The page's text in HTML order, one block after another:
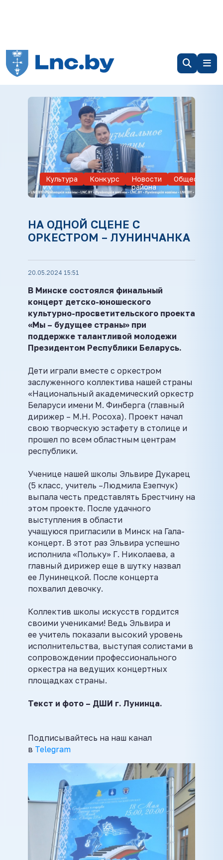
Культура Конкурс
Новости
района
Общество
НА ОДНОЙ СЦЕНЕ С
ОРКЕСТРОМ – ЛУНИНЧАНКА
20.05.2024 15:51
В Минске состоялся финальный
концерт детско-юношеского
культурно-просветительского проекта
«Мы – будущее страны» при
поддержке талантливой молодежи
Президентом Республики Беларусь.
Дети играли вместе с оркестром
заслуженного коллектива нашей страны
«Национальный академический оркестр
Беларуси имени М. Финберга (главный
дирижер – М.Н. Росоха). Проект начал
свою творческую эстафету в столице и
прошел по всем областным центрам
республики.
Ученице нашей школы Эльвире Дукарец
(5 класс, учитель –Людмила Езепчук)
выпала честь представлять Брестчину на
этом проекте. После удачного
выступления в области
учащуюся пригласили в Минск на Гала-
концерт. В этот раз Эльвира успешно
исполнила «Польку» Г. Николаева, а
главный дирижер еще в шутку назвал
ее Лунинецкой. После концерта
похвалил девочку.
Коллектив школы искусств гордится
своими учениками! Ведь Эльвира и
ее учитель показали высокий уровень
исполнительства, выступая солистами в
сопровождении профессионального
оркестра на ведущих концертных
площадках страны.
Текст и фото – ДШИ г. Лунинца.
Подписывайтесь на наш канал
в Telegram